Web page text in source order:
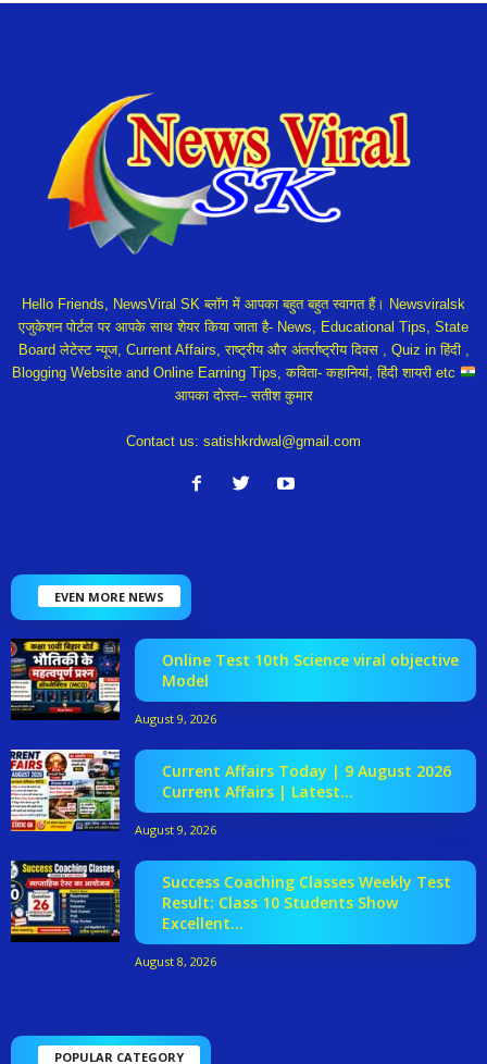
Hello Friends, NewsViral SK ब्लॉग में आपका बहुत बहुत स्वागत हैं। Newsviralsk
एजुकेशन पोर्टल पर आपके साथ शेयर किया जाता है- News, Educational Tips, State
Board लेटेस्ट न्यूज, Current Affairs, राष्ट्रीय और अंतर्राष्ट्रीय दिवस , Quiz in हिंदी ,
Blogging Website and Online Earning Tips, कविता- कहानियां, हिंदी शायरी etc
आपका दोस्त-- सतीश कुमार
Contact us: satishkrdwal@gmail.com
EVEN MORE NEWS
Online Test 10th Science viral objective
Model
August 9, 2026
Current Affairs Today | 9 August 2026
Current Affairs | Latest...
August 9, 2026
Success Coaching Classes Weekly Test
Result: Class 10 Students Show
Excellent...
August 8, 2026
POPULAR CATEGORY